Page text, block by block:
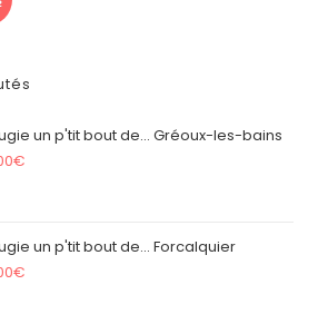
un p'tit bout de... Gréoux-les-bains
€
un p'tit bout de... Forcalquier
€